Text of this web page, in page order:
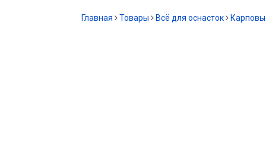
Главная Товары Всё для оснасток